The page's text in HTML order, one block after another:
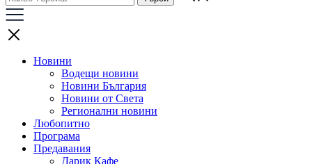
Новини
Водещи новини
Новини България
Новини от Света
Регионални новини
Любопитно
Програма
Предавания
Дарик Кафе